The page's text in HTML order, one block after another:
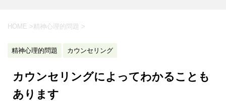
HOME >精神心理的問題 >
精神心理的問題 カウンセリング
カウンセリングによってわかることも
あります